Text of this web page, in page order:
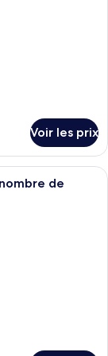
Voir les prix
avec un
de